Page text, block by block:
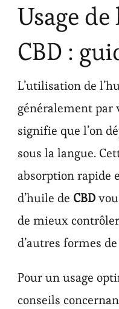
Usage
CBD :
L’utilisation de
généralement par
signifie que l’on
sous la langue.
absorption rapide
d’huile de CBD
de mieux
d’autres formes
Pour un usage
conseils